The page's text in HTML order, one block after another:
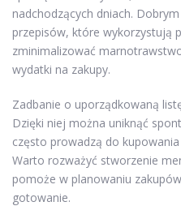
nadchodzących dniach.
przepisów, które wykorzystują
zminimalizować
wydatki na zakupy.
Zadbanie o uporządkowaną
Dzięki niej można uniknąć
często prowadzą do
Warto rozważyć stworzenie
pomoże w planowaniu
gotowanie.